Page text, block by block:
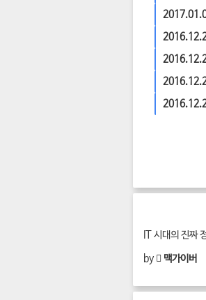
[ER700C]
IT 시대의 진짜
by  맥가이버